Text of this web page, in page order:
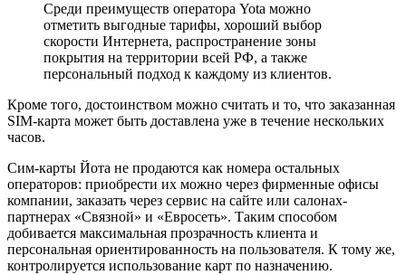
Среди преимуществ оператора Yota можно
отметить выгодные тарифы, хороший выбор
скорости Интернета, распространение зоны
покрытия на территории всей РФ, а также
персональный подход к каждому из клиентов.
Кроме того, достоинством можно считать и то, что заказанная
SIM-карта может быть доставлена уже в течение нескольких
часов.
Сим-карты Йота не продаются как номера остальных
операторов: приобрести их можно через фирменные офисы
компании, заказать через сервис на сайте или салонах-
партнерах «Связной» и «Евросеть». Таким способом
добивается максимальная прозрачность клиента и
персональная ориентированность на пользователя. К тому же,
контролируется использование карт по назначению.